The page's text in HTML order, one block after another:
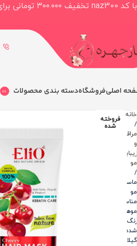
اصلیفروشگاهدسته بندی محصولات
خانه
مراقبت
و
زیبایی
مو
ماسک
مو
مناسب
موهای
رنگ
شده
گیلاس
فروخته
شده
با کد naz300 تخفیف ۳۰۰.۰۰۰ تومانی برای خرید بالای ۳.۰۰۰.۰۰۰ تومان دریافت کنید